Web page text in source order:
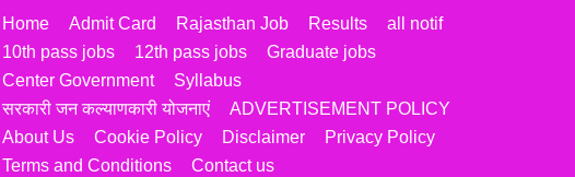
Home Admit Card Rajasthan Job Results
all notif
10th pass jobs
12th pass jobs
Graduate jobs
Center Government
Syllabus
सरकारी जन कल्याणकारी योजनाएं
ADVERTISEMENT POLICY
About Us
Cookie Policy Disclaimer
Privacy Policy
Terms and Conditions
Contact us